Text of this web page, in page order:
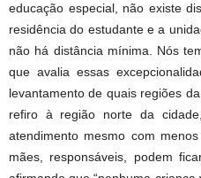
educação especial, não existe
residência do estudante e a
não há distância mínima. Nós
que avalia essas
levantamento de quais regiões
refiro à região norte da
atendimento mesmo com
mães, responsáveis, podem